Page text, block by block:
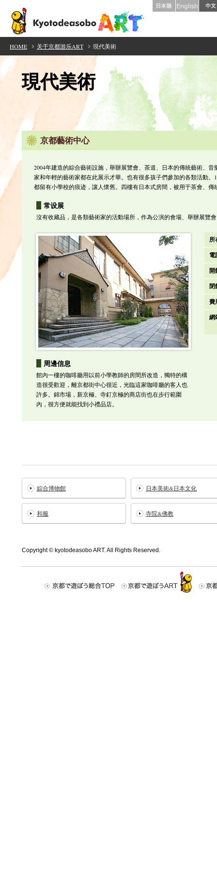
HOME 关于京都游乐ART 現代美術
現代美術
京都藝術中心
2004年建造的綜合藝術設施，舉辦展覽會、茶道、日本的傳統藝術、
家和年輕的藝術家都在此展示才華。也有很多孩子們參加的各類活動
都留有小學校的痕迹，讓人懷舊。四樓有日本式房間，被用于茶會、傳
常设展
沒有收藏品，是各類藝術家的活動場所，作為公演的會場、舉辦展覽
周邊信息
館內一樓的咖啡廳用以前小學教師的房間所改造，獨特的構
造很受歡迎，離京都街中心很近，光臨這家咖啡廳的客人也
許多。錦市場，新京極、寺釘京極的商店街也在步行範圍
內，很方便就能找到小禮品店。
所
電
開
閉
費
網
綜合博物館 日本美術&日本文化
和服 寺院&佛教
Copyright © kyotodeasobo ART. All Rights Reserved.